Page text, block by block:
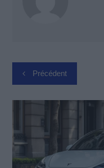
Navigation
de
l’article
Précédent